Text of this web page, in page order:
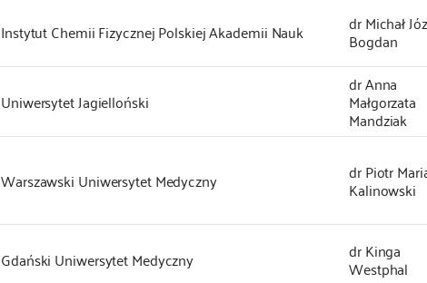
Instytut Chemii Fizycznej Polskiej Akademii Nauk dr Michał
Bogdan
Uniwersytet Jagielloński
dr Anna
Małgorzata
Mandziak
Warszawski Uniwersytet Medyczny dr Piotr
Kalinowski
Gdański Uniwersytet Medyczny dr Kinga
Westphal